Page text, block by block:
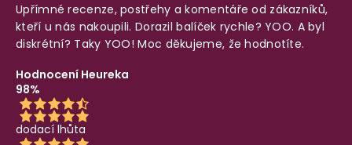
Upřímné recenze, postřehy a komentáře od zákazníků,
kteří u nás nakoupili. Dorazil balíček rychle? YOO. A byl
diskrétní? Taky YOO! Moc děkujeme, že hodnotíte.
Hodnocení Heureka
98%
dodací lhůta